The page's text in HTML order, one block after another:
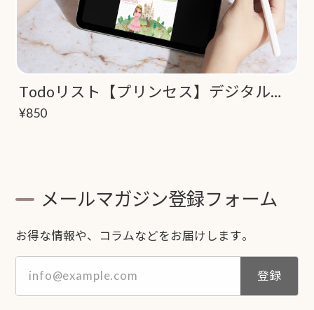
Todoリスト【プリンセス】デジタルコンテンツ
¥850
メールマガジン登録フォーム
お得な情報や、コラムなどをお届けします。
登録